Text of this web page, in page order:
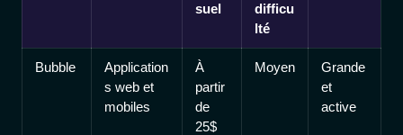
suel
difficu
lté
Bubble
Application
s web et
mobiles
À
partir
de
25$
Moyen
Grande
et
active